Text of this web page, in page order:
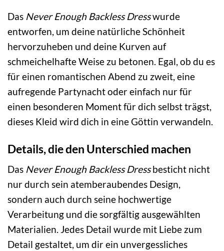
Das Never Enough Backless Dresswurde
entworfen, um deine natürliche Schönheit
hervorzuheben und deine Kurven auf
schmeichelhafte Weise zu betonen. Egal, ob du es
für einen romantischen Abend zu zweit, eine
aufregende Partynacht oder einfach nur für
einen besonderen Moment für dich selbst trägst,
dieses Kleid wird dich in eine Göttin verwandeln.
Details, die den Unterschied machen
Das Never Enough Backless Dressbesticht nicht
nur durch sein atemberaubendes Design,
sondern auch durch seine hochwertige
Verarbeitung und die sorgfältig ausgewählten
Materialien. Jedes Detail wurde mit Liebe zum
Detail gestaltet, um dir ein unvergessliches